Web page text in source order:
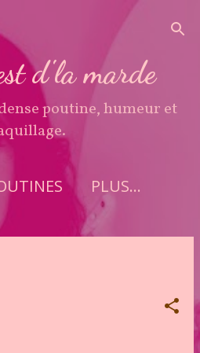
contenu principal
d'la marde
poutine, humeur et
PLUS…